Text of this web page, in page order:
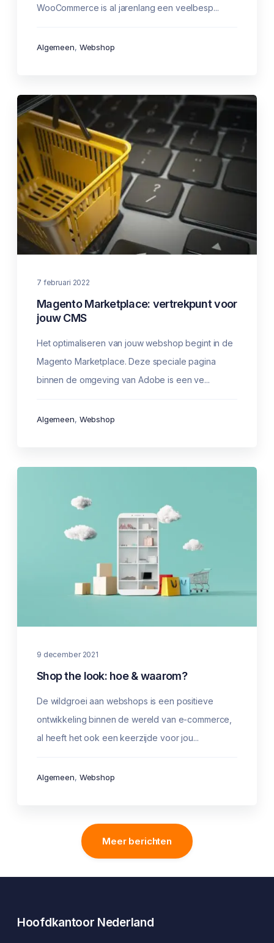
WooCommerce is al jarenlang een veelbesp...
Algemeen, Webshop
7 februari 2022
Magento Marketplace: vertrekpunt voor
jouw CMS
Het optimaliseren van jouw webshop begint in de
Magento Marketplace. Deze speciale pagina
binnen de omgeving van Adobe is een ve...
Algemeen, Webshop
9 december 2021
Shop the look: hoe & waarom?
De wildgroei aan webshops is een positieve
ontwikkeling binnen de wereld van e-commerce,
al heeft het ook een keerzijde voor jou...
Algemeen, Webshop
Meer berichten
Hoofdkantoor Nederland